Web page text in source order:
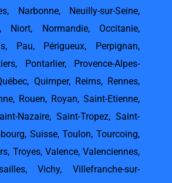
, Narbonne, Neuilly-sur-Seine,
Niort, Normandie, Occitanie,
, Pau, Périgueux, Perpignan,
, Pontarlier,
Provence-Alpes-
, Quimper, Reims, Rennes,
, Rouen, Royan, Saint-Etienne,
Nazaire, Saint-Tropez, Saint-
, Suisse,Toulon, Tourcoing,
, Troyes, Valence, Valenciennes,
,Vichy,Villefranche-sur-